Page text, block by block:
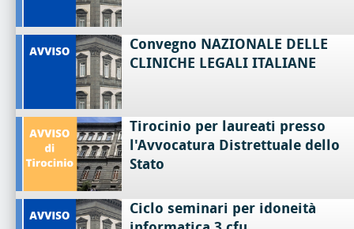
Convegno NAZIONALE DELLE
CLINICHE LEGALI ITALIANE
Tirocinio per laureati presso
l'Avvocatura Distrettuale dello
Stato
Ciclo seminari per idoneità